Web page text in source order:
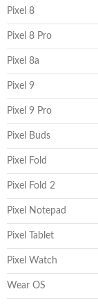
Pixel 8
Pixel 8 Pro
Pixel 8a
Pixel 9
Pixel 9 Pro
Pixel Buds
Pixel Fold
Pixel Fold 2
Pixel Notepad
Pixel Tablet
Pixel Watch
Wear OS